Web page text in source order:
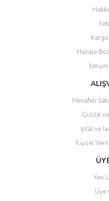
Ürün resmi kalitesiz, bozuk
Ürün açıklamasında eksik
Ürün bilgilerinde hatalar
Ürün fiyatı diğer sitelerden
Bu ürüne benzer farklı
Havale
Mesafeli
Gizlilik
İptal ve
Kişisel
Yeni
Üye